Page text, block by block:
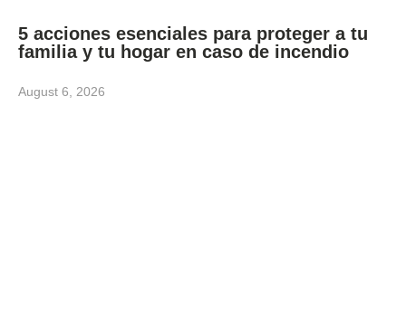
5 acciones esenciales para proteger a tu
familia y tu hogar en caso de incendio
August 6, 2026